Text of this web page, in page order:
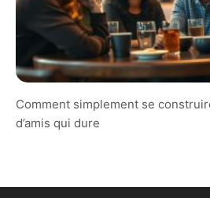
Comment simplement se
d’amis qui dure